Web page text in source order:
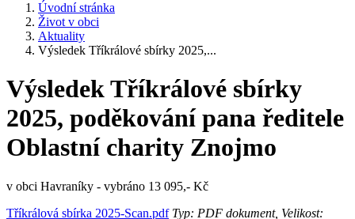
Úvodní stránka
Život v obci
Aktuality
Výsledek Tříkrálové sbírky 2025,...
Výsledek Tříkrálové sbírky
2025, poděkování pana ředitele
Oblastní charity Znojmo
v obci Havraníky - vybráno 13 095,- Kč
Tříkrálová sbírka 2025-Scan.pdfTyp: PDF dokument, Velikost: